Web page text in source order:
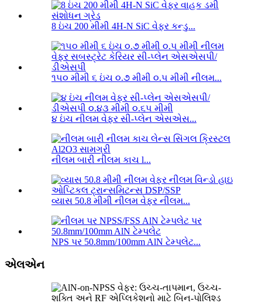
8 ઇંચ 200 મીમી 4H-N SiC વેફર કન્ડુ...
૧૫૦ મીમી ૬ ઇંચ ૦.૭ મીમી ૦.૫ મીમી નીલમ...
૪ ઇંચ નીલમ વેફર સી-પ્લેન એસએસ...
નીલમ બારી નીલમ કાચ l...
વ્યાસ 50.8 મીમી નીલમ વેફર નીલમ...
NPS પર 50.8mm/100mm AlN ટેમ્પલેટ...
એલએન